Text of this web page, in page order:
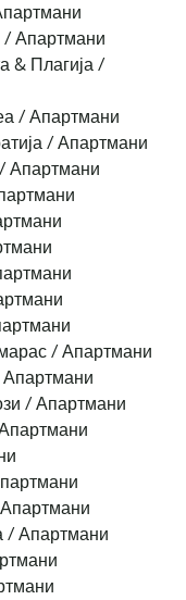
Апартмани
& Плагија /
/ Апартмани
/ Апартмани
Апартмани
/ Апартмани
/ Апартмани
/ Апартмани